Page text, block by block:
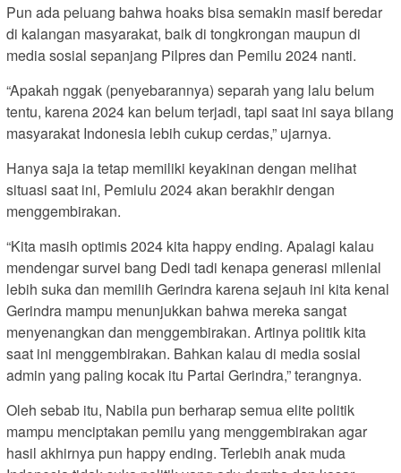
Pun ada peluang bahwa hoaks bisa semakin masif beredar
di kalangan masyarakat, baik di tongkrongan maupun di
media sosial sepanjang Pilpres dan Pemilu 2024 nanti.
“Apakah nggak (penyebarannya) separah yang lalu belum
tentu, karena 2024 kan belum terjadi, tapi saat ini saya bilang
masyarakat Indonesia lebih cukup cerdas,” ujarnya.
Hanya saja ia tetap memiliki keyakinan dengan melihat
situasi saat ini, Pemiulu 2024 akan berakhir dengan
menggembirakan.
“Kita masih optimis 2024 kita happy ending. Apalagi kalau
mendengar survei bang Dedi tadi kenapa generasi milenial
lebih suka dan memilih Gerindra karena sejauh ini kita kenal
Gerindra mampu menunjukkan bahwa mereka sangat
menyenangkan dan menggembirakan. Artinya politik kita
saat ini menggembirakan. Bahkan kalau di media sosial
admin yang paling kocak itu Partai Gerindra,” terangnya.
Oleh sebab itu, Nabila pun berharap semua elite politik
mampu menciptakan pemilu yang menggembirakan agar
hasil akhirnya pun happy ending. Terlebih anak muda